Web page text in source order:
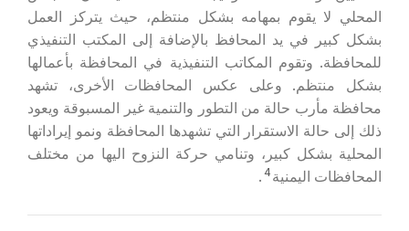
المحلي لا يقوم بمهامه بشكل منتظم، حيث يتركز العمل
بشكل كبير في يد المحافظ بالإضافة إلى المكتب التنفيذي
للمحافظة. وتقوم المكاتب التنفيذية في المحافظة بأعمالها
بشكل منتظم. وعلى عكس المحافظات الأخرى، تشهد
محافظة مأرب حالة من التطور والتنمية غير المسبوقة ويعود
ذلك إلى حالة الاستقرار التي تشهدها المحافظة ونمو إيراداتها
المحلية بشكل كبير، وتنامي حركة النزوح اليها من مختلف
المحافظات اليمنية4
.